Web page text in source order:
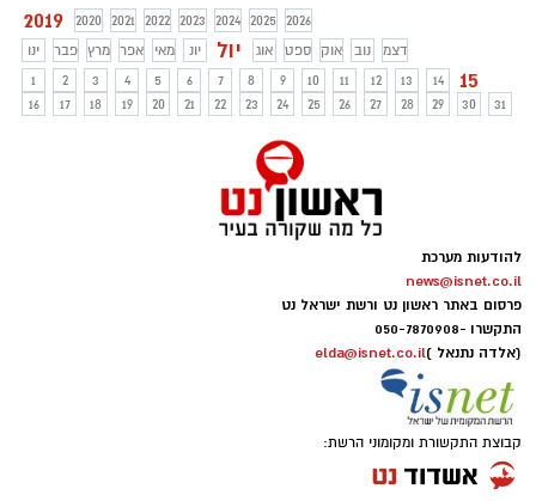
קייצי לגלידת אפרסקים ביתית, טעימה, קרירה
וקלילה להכנה, שאפשר גם להכין יחד עם
הילדים בימי החופש הגדול. קיץ מהנה וטעים!
2019 2020 2021 2022 2023 2024 2025
2026
ינו
פבר מרץ אפר מאי יונ יול אוג ספט אוק נוב
דצמ
1
2 3 4 5 6 7 8 9 10 11 12 13 14 15
16 17 18 19 20 21 22 23 24 25 26 27 28 29 30 31
להודעות מערכת
news@isnet.co.il
פרסום באתר ראשון נט ורשת ישראל נט
התקשרו -050-7870908
(אלדה נתנאל )elda@isnet.co.il
קבוצת התקשורת ומקומוני הרשת: